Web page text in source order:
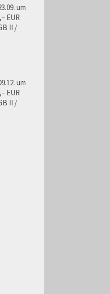
um
EUR
II /
um
EUR
II /